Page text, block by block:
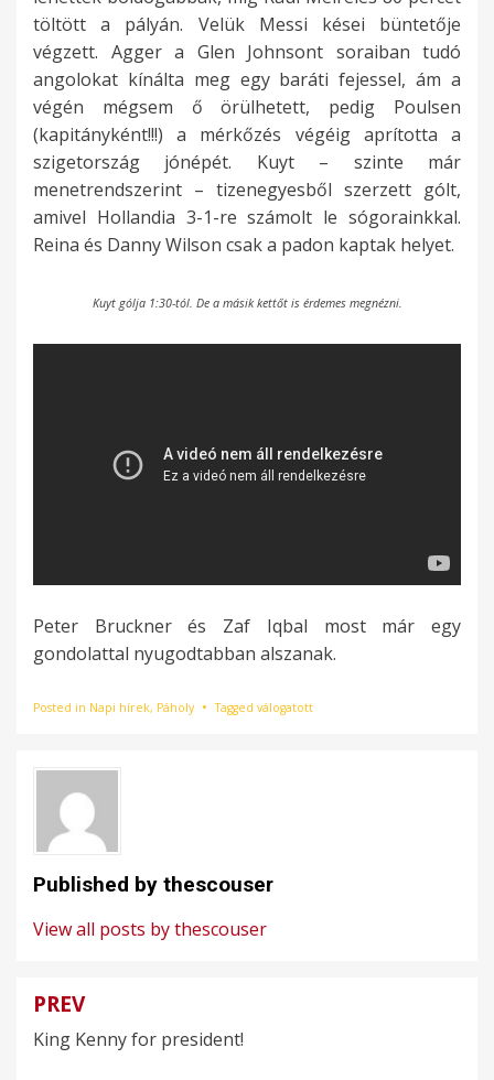
töltött a pályán. Velük Messi kései büntetője
végzett. Agger a Glen Johnsont soraiban tudó
angolokat kínálta meg egy baráti fejessel, ám a
végén mégsem ő örülhetett, pedig Poulsen
(kapitányként!!!) a mérkőzés végéig aprította a
szigetország jónépét. Kuyt – szinte már
menetrendszerint – tizenegyesből szerzett gólt,
amivel Hollandia 3-1-re számolt le sógorainkkal.
Reina és Danny Wilson csak a padon kaptak helyet.
Kuyt gólja 1:30-tól. De a másik kettőt is érdemes megnézni.
Peter Bruckner és Zaf Iqbal most már egy
gondolattal nyugodtabban alszanak.
Posted in Napi hírek, Páholy Tagged válogatott
Published by thescouser
View all posts by thescouser
Bejegyzés
navigáció
PREV
King Kenny for president!